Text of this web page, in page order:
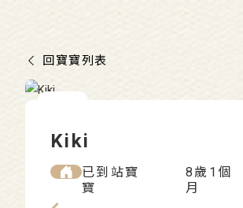
回寶寶列表
Kiki
已到站寶
寶
8歲1個
月